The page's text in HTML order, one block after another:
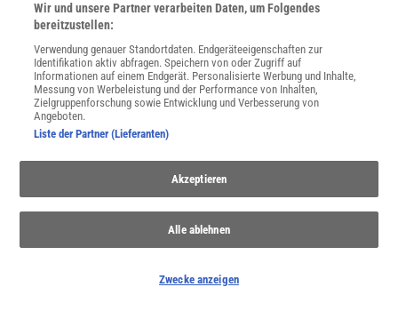
WEITERE NEUERSCHEINUNGEN SPEKTRUM SHOP
Spektrum
Wir und unsere Partner verarbeiten Daten, um Folgendes
bereitzustellen:
Verwendung genauer Standortdaten. Endgeräteeigenschaften zur
Identifikation aktiv abfragen. Speichern von oder Zugriff auf
Informationen auf einem Endgerät. Personalisierte Werbung und Inhalte,
Messung von Werbeleistung und der Performance von Inhalten,
Zielgruppenforschung sowie Entwicklung und Verbesserung von
Angeboten.
Liste der Partner (Lieferanten)
Akzeptieren
Alle ablehnen
Zwecke anzeigen